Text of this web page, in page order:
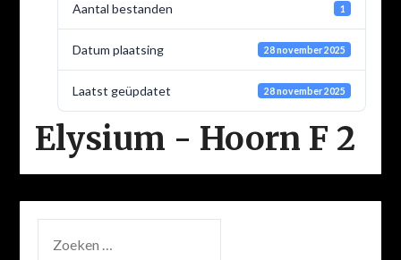
Aantal bestanden 1
Datum plaatsing 28 november 2025
Laatst geüpdatet 28 november 2025
Elysium - Hoorn F 2
NAAR: